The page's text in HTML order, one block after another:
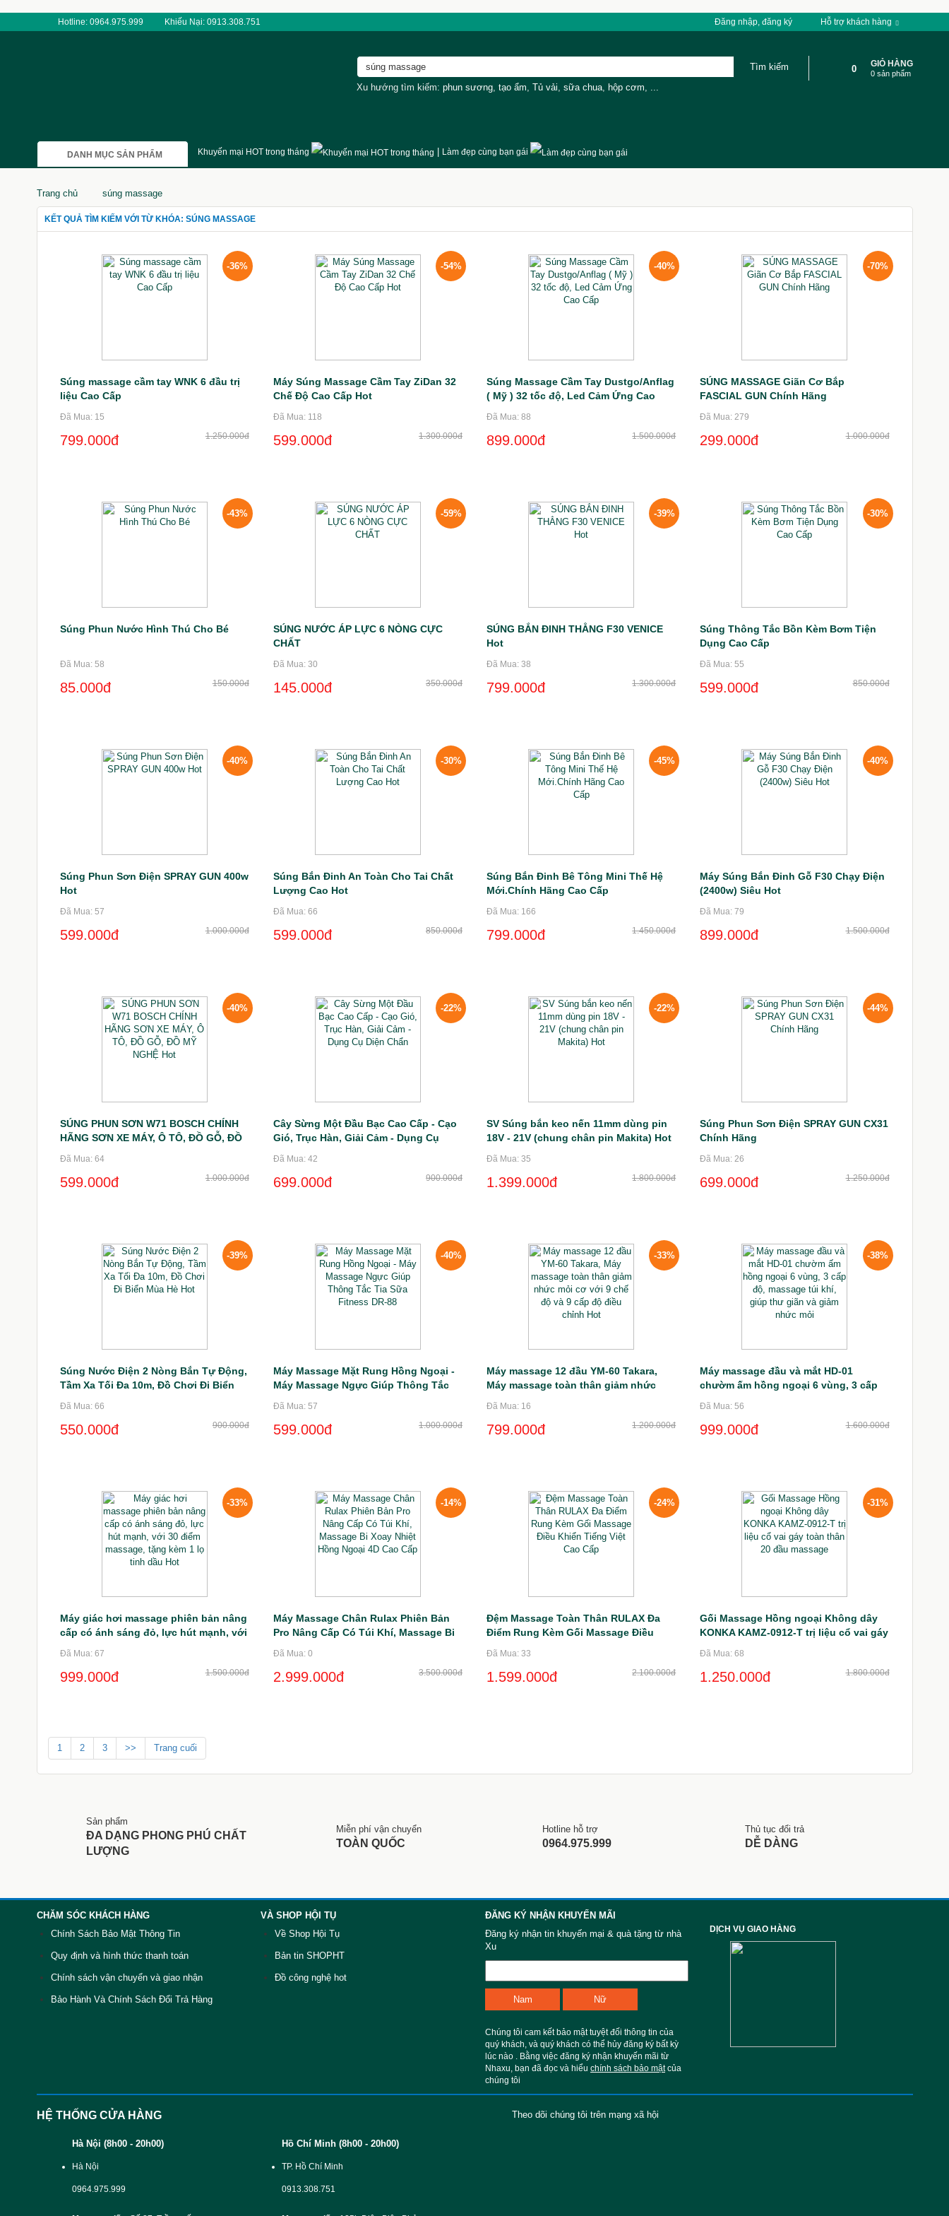
Hotline: 0964.975.999 Khiếu Nại: 0913.308.751 Đăng nhập, đăng ký Hỗ trợ khách hàng
Xu hướng tìm kiếm: phun sương, tạo ẩm, Tủ vải, sữa chua, hộp cơm, ...
0 GIỎ HÀNG
0 sản phẩm
DANH MỤC SẢN PHẨM Khuyến mại HOT trong tháng Làm đẹp cùng bạn gái
Trang chủ súng massage
KẾT QUẢ TÌM KIẾM VỚI TỪ KHÓA: SÚNG MASSAGE
Súng massage cầm tay WNK 6 đầu trị
liệu Cao Cấp
-36%
Đã Mua: 15
799.000đ 1.250.000đ
Máy Súng Massage Cầm Tay ZiDan 32
Chế Độ Cao Cấp Hot
-54%
Đã Mua: 118
599.000đ 1.300.000đ
Súng Massage Cầm Tay Dustgo/Anflag
( Mỹ ) 32 tốc độ, Led Cảm Ứng Cao
-40%
Đã Mua: 88
899.000đ 1.500.000đ
SÚNG MASSAGE Giãn Cơ Bắp
FASCIAL GUN Chính Hãng
-70%
Đã Mua: 279
299.000đ 1.000.000đ
Súng Phun Nước Hình Thú Cho Bé
-43%
Đã Mua: 58
85.000đ 150.000đ
SÚNG NƯỚC ÁP LỰC 6 NÒNG CỰC
CHẤT
-59%
Đã Mua: 30
145.000đ 350.000đ
SÚNG BẮN ĐINH THẲNG F30 VENICE
Hot
-39%
Đã Mua: 38
799.000đ 1.300.000đ
Súng Thông Tắc Bồn Kèm Bơm Tiện
Dụng Cao Cấp
-30%
Đã Mua: 55
599.000đ 850.000đ
Súng Phun Sơn Điện SPRAY GUN 400w
Hot
-40%
Đã Mua: 57
599.000đ 1.000.000đ
Súng Bắn Đinh An Toàn Cho Tai Chất
Lượng Cao Hot
-30%
Đã Mua: 66
599.000đ 850.000đ
Súng Bắn Đinh Bê Tông Mini Thế Hệ
Mới.Chính Hãng Cao Cấp
-45%
Đã Mua: 166
799.000đ 1.450.000đ
Máy Súng Bắn Đinh Gỗ F30 Chạy Điện
(2400w) Siêu Hot
-40%
Đã Mua: 79
899.000đ 1.500.000đ
SÚNG PHUN SƠN W71 BOSCH CHÍNH
HÃNG SƠN XE MÁY, Ô TÔ, ĐỒ GỖ, ĐỒ
-40%
Đã Mua: 64
599.000đ 1.000.000đ
Cây Sừng Một Đầu Bạc Cao Cấp - Cạo
Gió, Trục Hàn, Giải Cảm - Dụng Cụ
-22%
Đã Mua: 42
699.000đ 900.000đ
SV Súng bắn keo nến 11mm dùng pin
18V - 21V (chung chân pin Makita) Hot
-22%
Đã Mua: 35
1.399.000đ 1.800.000đ
Súng Phun Sơn Điện SPRAY GUN CX31
Chính Hãng
-44%
Đã Mua: 26
699.000đ 1.250.000đ
Súng Nước Điện 2 Nòng Bắn Tự Động,
Tầm Xa Tối Đa 10m, Đồ Chơi Đi Biển
-39%
Đã Mua: 66
550.000đ 900.000đ
Máy Massage Mặt Rung Hồng Ngoại -
Máy Massage Ngực Giúp Thông Tắc
-40%
Đã Mua: 57
599.000đ 1.000.000đ
Máy massage 12 đầu YM-60 Takara,
Máy massage toàn thân giảm nhức
-33%
Đã Mua: 16
799.000đ 1.200.000đ
Máy massage đầu và mắt HD-01
chườm ấm hồng ngoại 6 vùng, 3 cấp
-38%
Đã Mua: 56
999.000đ 1.600.000đ
Máy giác hơi massage phiên bản nâng
cấp có ánh sáng đỏ, lực hút mạnh, với
-33%
Đã Mua: 67
999.000đ 1.500.000đ
Máy Massage Chân Rulax Phiên Bản
Pro Nâng Cấp Có Túi Khí, Massage Bi
-14%
Đã Mua: 0
2.999.000đ 3.500.000đ
Đệm Massage Toàn Thân RULAX Đa
Điểm Rung Kèm Gối Massage Điều
-24%
Đã Mua: 33
1.599.000đ 2.100.000đ
Gối Massage Hồng ngoại Không dây
KONKA KAMZ-0912-T trị liệu cổ vai gáy
-31%
Đã Mua: 68
1.250.000đ 1.800.000đ
1 2 3 >> Trang cuối
Sản phẩm
ĐA DẠNG PHONG PHÚ CHẤT
LƯỢNG
Miễn phí vận chuyển
TOÀN QUỐC
Hotline hỗ trợ
0964.975.999
Thủ tục đổi trả
DỄ DÀNG
CHĂM SÓC KHÁCH HÀNG
Chính Sách Bảo Mật Thông Tin
Quy định và hình thức thanh toán
Chính sách vận chuyển và giao nhận
Bảo Hành Và Chính Sách Đổi Trả Hàng
VÀ SHOP HỘI TỤ
Về Shop Hội Tụ
Bản tin SHOPHT
Đồ công nghệ hot
ĐĂNG KÝ NHẬN KHUYẾN MÃI
Đăng ký nhận tin khuyến mại & quà tặng từ nhà
Xu
Chúng tôi cam kết bảo mật tuyệt đối thông tin của
quý khách, và quý khách có thể hủy đăng ký bất kỳ
lúc nào . Bằng việc đăng ký nhận khuyến mãi từ
Nhaxu, bạn đã đọc và hiểu chính sách bảo mậtcủa
chúng tôi
DỊCH VỤ GIAO HÀNG
HỆ THỐNG CỬA HÀNG
Hà Nội (8h00 - 20h00)
Hà Nội
0964.975.999
Hồ Chí Minh (8h00 - 20h00)
TP. Hồ Chí Minh
0913.308.751
Theo dõi chúng tôi trên mạng xã hội